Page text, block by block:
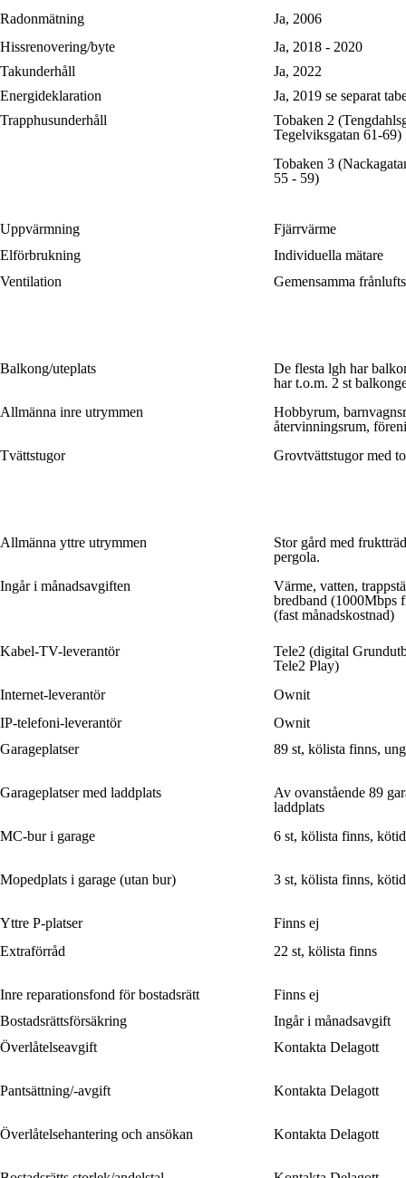
Radonmätning
Ja, 2006
Hissrenovering/byte
Ja, 2018 - 2020
Takunderhåll
Ja, 2022
Energideklaration
Ja, 2019 se separat
Trapphusunderhåll
Tobaken 2
Tegelviksgatan 61-69)
Tobaken 3
55 - 59)
Uppvärmning
Fjärrvärme
Elförbrukning
Individuella mätare
Ventilation
Gemensamma
Balkong/uteplats
De flesta lgh har
har t.o.m. 2 st
Allmänna inre utrymmen
Hobbyrum,
återvinningsrum,
Tvättstugor
Grovtvättstugor med
Allmänna yttre utrymmen
Stor gård med
pergola.
Ingår i månadsavgiften
Värme, vatten,
bredband (1000Mbps
(fast månadskostnad)
Kabel-TV-leverantör
Tele2 (digital
Tele2 Play)
Internet-leverantör
Ownit
IP-telefoni-leverantör
Ownit
Garageplatser
89 st, kölista finns,
Garageplatser med laddplats
Av ovanstående 89
laddplats
MC-bur i garage
6 st, kölista finns,
Mopedplats i garage (utan bur) 3 st, kölista finns,
Yttre P-platser
Finns ej
Extraförråd
22 st, kölista finns
Inre reparationsfond för bostadsrätt
Finns ej
Bostadsrättsförsäkring
Ingår i månadsavgift
Överlåtelseavgift
Kontakta Delagott
Pantsättning/-avgift Kontakta Delagott
Överlåtelsehantering och ansökan Kontakta Delagott